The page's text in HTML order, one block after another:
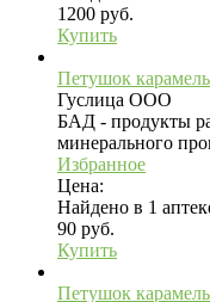
1200 руб.
Купить
Петушок
Гуслица ООО
БАД - продукты
минерального
Избранное
Цена:
Найдено в 1
90 руб.
Купить
Петушок